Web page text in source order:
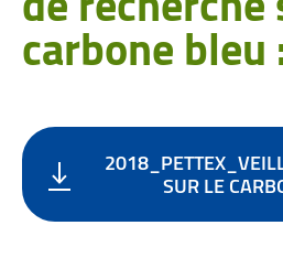
carbone bleu
SUR LE